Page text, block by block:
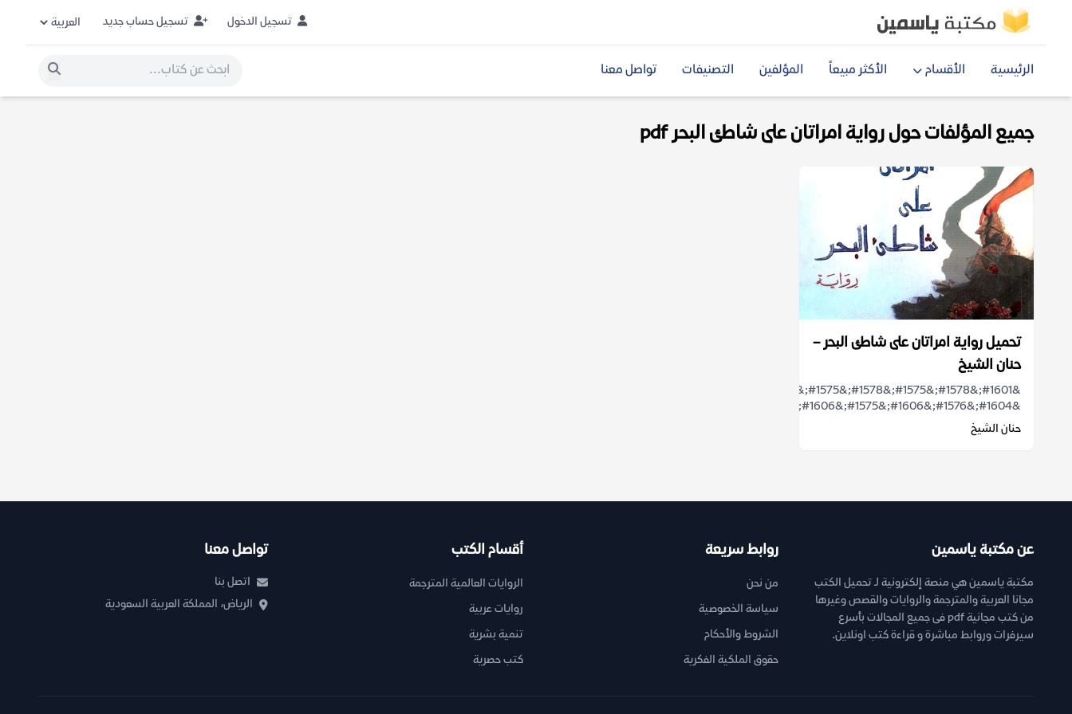
تسجيل الدخول تسجيل حساب جديد
الرئيسية الأقسام الأكثر مبيعاً المؤلفين التصنيفات تواصل معنا
جميع المؤلفات حول رواية امراتان على شاطئ البحر pdf
تحميل رواية امراتان على شاطئ البحر –
حنان الشيخ
&#1604;&#1576;&#1606;&#1575;&#1606;&#...
حنان الشيخ
عن مكتبة ياسمين
مكتبة ياسمين هي منصة إلكترونية لـ تحميل الكتب
مجانا العربية والمترجمة والروايات والقصص وغيرها
من كتب مجانية pdf فى جميع المجالات بأسرع
سيرفرات وروابط مباشرة و قراءة كتب اونلاين.
روابط سريعة
من نحن
سياسة الخصوصية
الشروط والأحكام
حقوق الملكية الفكرية
أقسام الكتب
الروايات العالمية المترجمة
روايات عربية
تنمية بشرية
كتب حصرية
تواصل معنا
اتصل بنا
الرياض، المملكة العربية السعودية